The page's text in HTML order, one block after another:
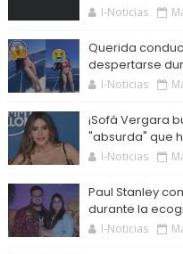
I-Noticias
Querida
despertarse
I-Noticias
¡Sofá Vergara
"absurda" que
I-Noticias
Paul Stanley
durante la
I-Noticias